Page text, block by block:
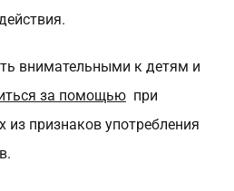
внимательными к детям и
за помощью при
из признаков употребления